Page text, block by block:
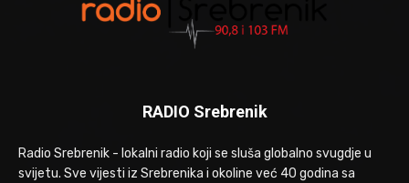
RADIO Srebrenik
Radio Srebrenik - lokalni radio koji se sluša globalno svugdje u
svijetu. Sve vijesti iz Srebrenika i okoline već 40 godina sa